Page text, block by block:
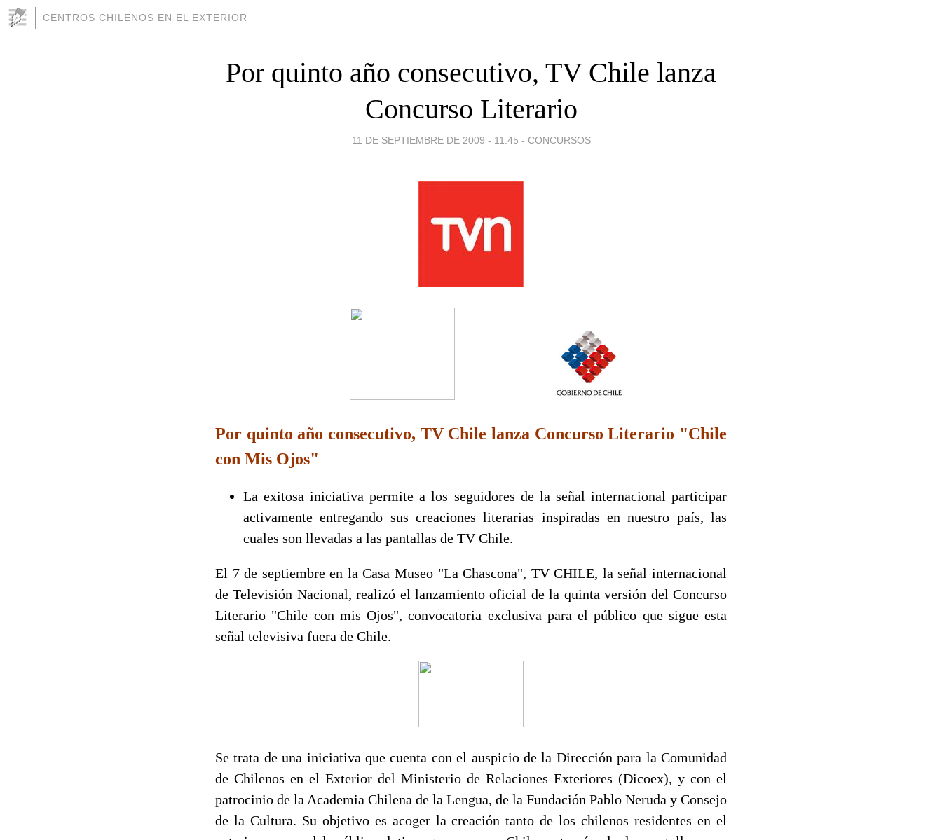
CENTROS CHILENOS EN EL EXTERIOR
Por quinto año consecutivo, TV Chile lanza
Concurso Literario
11 DE SEPTIEMBRE DE 2009 - 11:45 - CONCURSOS
Por quinto año consecutivo, TV Chile lanza Concurso Literario "Chile
con Mis Ojos"
La exitosa iniciativa permite a los seguidores de la señal internacional participar
activamente entregando sus creaciones literarias inspiradas en nuestro país, las
cuales son llevadas a las pantallas de TV Chile.
El 7 de septiembre en la Casa Museo "La Chascona", TV CHILE, la señal internacional
de Televisión Nacional, realizó el lanzamiento oficial de la quinta versión del Concurso
Literario "Chile con mis Ojos", convocatoria exclusiva para el público que sigue esta
señal televisiva fuera de Chile.
Se trata de una iniciativa que cuenta con el auspicio de la Dirección para la Comunidad
de Chilenos en el Exterior del Ministerio de Relaciones Exteriores (Dicoex), y con el
patrocinio de la Academia Chilena de la Lengua, de la Fundación Pablo Neruda y Consejo
de la Cultura. Su objetivo es acoger la creación tanto de los chilenos residentes en el